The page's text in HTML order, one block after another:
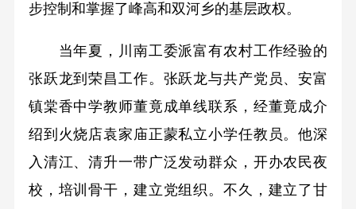
步控制和掌握了峰高和双河乡的基层政权。
当年夏，川南工委派富有农村工作经验的
张跃龙到荣昌工作。张跃龙与共产党员、安富
镇棠香中学教师董竟成单线联系，经董竟成介
绍到火烧店袁家庙正蒙私立小学任教员。他深
入清江、清升一带广泛发动群众，开办农民夜
校，培训骨干，建立党组织。不久，建立了甘